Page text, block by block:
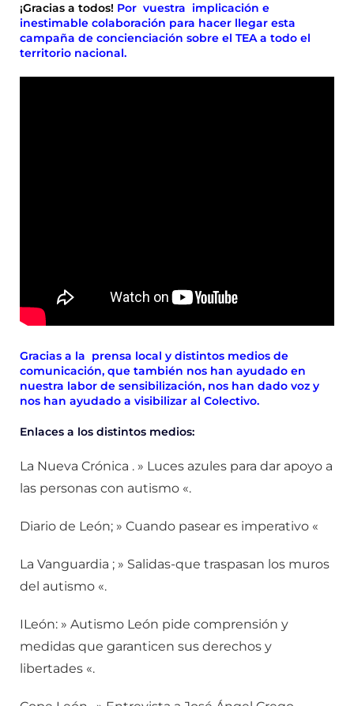
¡Gracias a todos! Por vuestra implicación e
inestimable colaboración para hacer llegar esta
campaña de concienciación sobre el TEA a todo el
territorio nacional.
Gracias a la prensa local y distintos medios de
comunicación, que también nos han ayudado en
nuestra labor de sensibilización, nos han dado voz y
nos han ayudado a visibilizar al Colectivo.
Enlaces a los distintos medios:
La Nueva Crónica . » Luces azules para dar apoyo a
las personas con autismo «.
Diario de León; » Cuando pasear es imperativo «
La Vanguardia ; » Salidas-que traspasan los muros
del autismo «.
ILeón: » Autismo León pide comprensión y
medidas que garanticen sus derechos y
libertades «.